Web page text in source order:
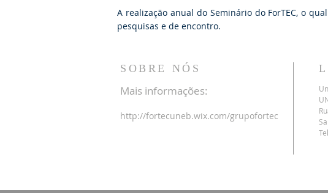
A realização anual do Seminário do ForTEC, o
pesquisas e de encontro.
Mais informações:
http://fortecuneb.wix.com/grupofortec
SOBRE NÓS